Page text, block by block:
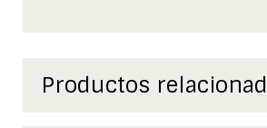
Productos